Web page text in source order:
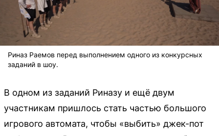
Риназ Раемов перед выполнением одного из конкурсных
заданий в шоу.
В одном из заданий Риназу и ещё двум
участникам пришлось стать частью большого
игрового автомата, чтобы «выбить» джек-пот